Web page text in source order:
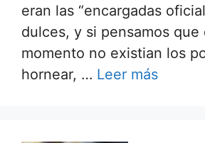
eran las “encargadas
dulces, y si pensamos que
momento no existian los
hornear, … Leer más